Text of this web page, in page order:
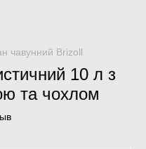
чавунний Brizoll
10 л з
та чохлом